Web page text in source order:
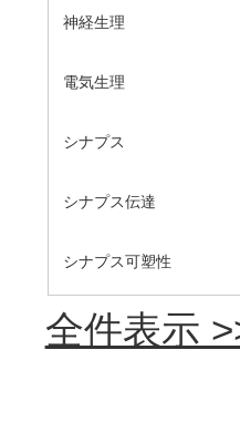
神経生理
電気生理
シナプス
シナプス伝達
シナプス可塑性
全件表示